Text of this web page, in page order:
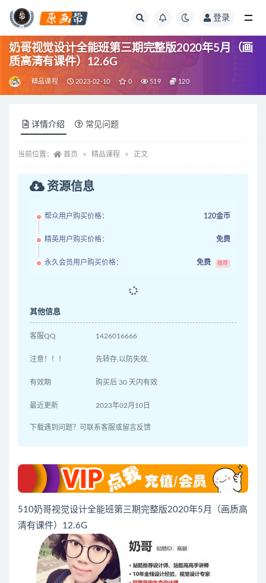
登录
奶哥视觉设计全能班第三期完整版2020年5月（画
质高清有课件）12.6G
精品课程 2023-02-10 0 519 120
详情介绍 常见问题
当前位置： 首页 精品课程 正文
资源信息
帮众用户购买价格： 120金币
精英用户购买价格： 免费
永久会员用户购买价格： 免费 推荐
其他信息
客服QQ 1426016666
注意！！！ 先转存,以防失效.
有效期 购买后 30 天内有效
最近更新 2023年02月10日
下载遇到问题？可联系客服或留言反馈
510奶哥视觉设计全能班第三期完整版2020年5月（画质高
清有课件）12.6G